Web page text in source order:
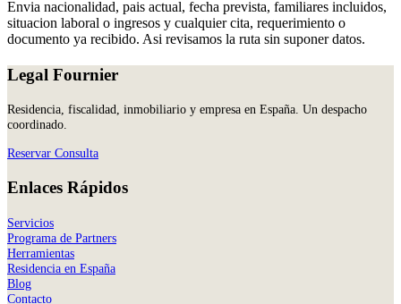
Envia nacionalidad, pais actual, fecha prevista, familiares incluidos,
situacion laboral o ingresos y cualquier cita, requerimiento o
documento ya recibido. Asi revisamos la ruta sin suponer datos.
Legal Fournier
Residencia, fiscalidad, inmobiliario y empresa en España. Un despacho
coordinado.
Reservar Consulta
Enlaces Rápidos
Servicios
Programa de Partners
Herramientas
Residencia en España
Blog
Contacto